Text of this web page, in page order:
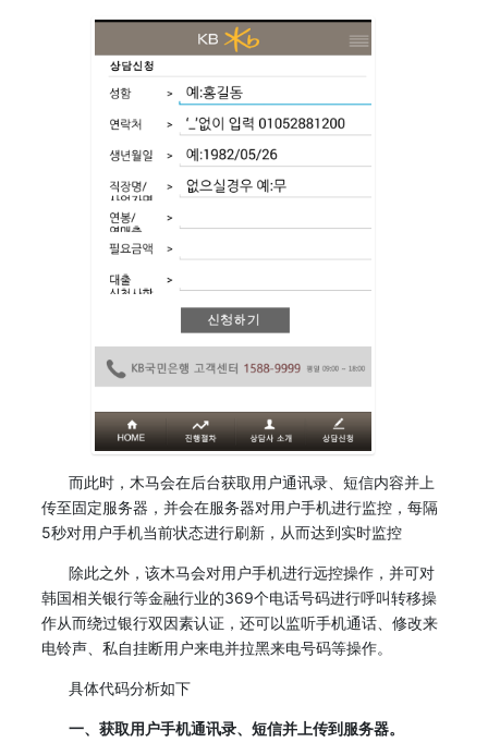
而此时，木马会在后台获取用户通讯录、短信内容并上
传至固定服务器，并会在服务器对用户手机进行监控，每隔
5秒对用户手机当前状态进行刷新，从而达到实时监控
除此之外，该木马会对用户手机进行远控操作，并可对
韩国相关银行等金融行业的369个电话号码进行呼叫转移操
作从而绕过银行双因素认证，还可以监听手机通话、修改来
电铃声、私自挂断用户来电并拉黑来电号码等操作。
具体代码分析如下
一、获取用户手机通讯录、短信并上传到服务器。